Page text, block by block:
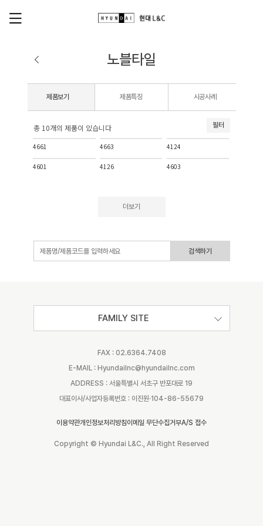
노블타일
제품보기 제품특징 시공사례
총 10개의 제품이 있습니다 필터
4661 4663 4124
4601 4126 4603
더보기
검색하기
FAMILY SITE
FAX : 02.6364.7408
E-MAIL : Hyundailnc@hyundailnc.com
ADDRESS : 서울특별시 서초구 반포대로 19
대표이사/사업자등록번호 : 이진원·104-86-55679
이용약관개인정보처리방침이메일 무단수집거부A/S 접수
Copyright © Hyundai L&C., All Right Reserved